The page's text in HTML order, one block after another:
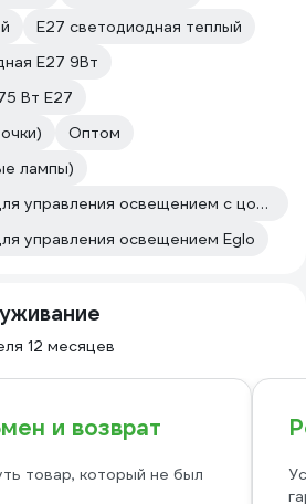
E27 светодиодная теплый
E27 9Вт
Вт E27
Оптом
лампы)
Датчики движения для управления освещением с цоколем e27
управления освещением Eglo
12 месяцев
и возврат
товар, который не был